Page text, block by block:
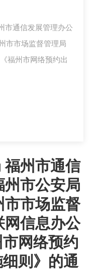
市通信发展管理办公
市市场监督管理局
福州市网络预约出
福州市通信
市公安局
市市场监督
网信息办公
网络预约
则》的通